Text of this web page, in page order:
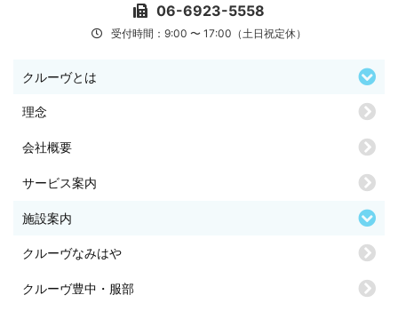
06-6923-5558
受付時間：9:00 〜 17:00（土日祝定休）
クルーヴとは
理念
会社概要
サービス案内
施設案内
クルーヴなみはや
クルーヴ豊中・服部